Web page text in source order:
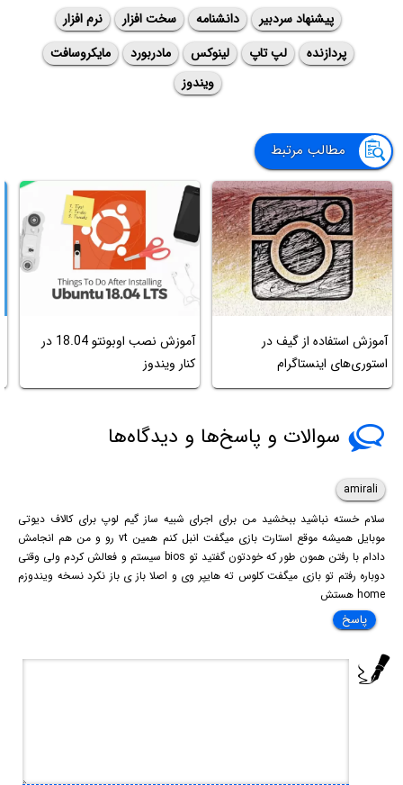
پیشنهاد سردبیر دانشنامه سخت افزار
نرم افزار
پردازنده
لپ تاپ لینوکس مادربورد
مایکروسافت
ویندوز
مطالب مرتبط
آموزش استفاده از گیف در
استوری‌های اینستاگرام
آموزش نصب اوبونتو 18.04 در
کنار ویندوز
سوالات و پاسخ‌ها و دیدگاه‌ها
amirali
سلام خسته نباشید ببخشید من برای اجرای شبیه ساز گیم لوپ برای کالاف دیوتی
موبایل همیشه موقع استارت بازی میگفت انبل کنم همین vt رو و من هم انجامش
دادام با رفتن همون طور که خودتون گفتید تو bios سیستم و فعالش کردم ولی وقتی
دوباره رفتم تو بازی میگفت کلوس ته هایپر وی و اصلا باز ی باز نکرد نسخه ویندوزم
home هستش
پاسخ